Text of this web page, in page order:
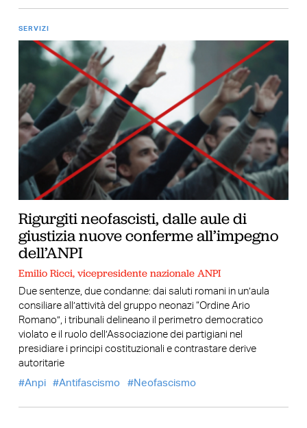
SERVIZI
Rigurgiti neofascisti, dalle aule di
giustizia nuove conferme all’impegno
dell’ANPI
Emilio Ricci, vicepresidente nazionale ANPI
Due sentenze, due condanne: dai saluti romani in un’aula
consiliare all’attività del gruppo neonazi “Ordine Ario
Romano”, i tribunali delineano il perimetro democratico
violato e il ruolo dell’Associazione dei partigiani nel
presidiare i principi costituzionali e contrastare derive
autoritarie
Anpi
Antifascismo Neofascismo